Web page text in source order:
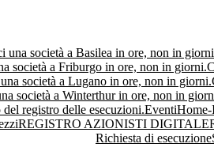
una società a Basilea in ore, non in
società a Friburgo in ore, non in giorni.
società a Lugano in ore, non in giorni.
società a Winterthur in ore, non in
del registro delle esecuzioni.Eventi
REGISTRO AZIONISTI DIGITALE
Richiesta di esecuzione